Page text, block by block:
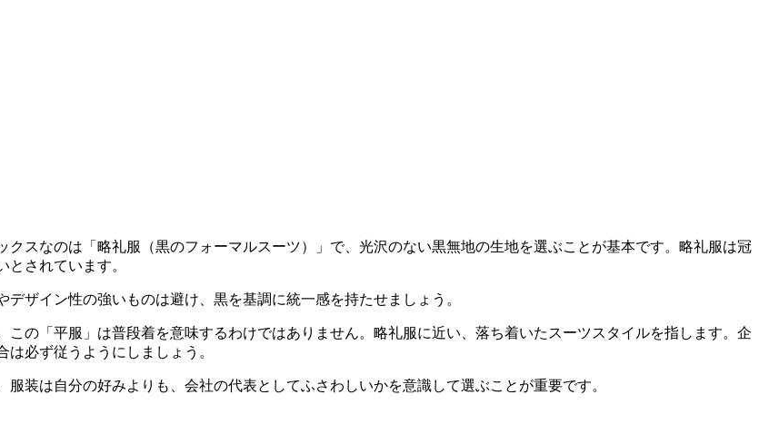
スなのは「略礼服（黒のフォーマルスーツ）」で、光沢のない黒無地の生地を選ぶことが基本です。略礼服は冠
されています。
ザイン性の強いものは避け、黒を基調に統一感を持たせましょう。
の「平服」は普段着を意味するわけではありません。略礼服に近い、落ち着いたスーツスタイルを指します。企
必ず従うようにしましょう。
装は自分の好みよりも、会社の代表としてふさわしいかを意識して選ぶことが重要です。